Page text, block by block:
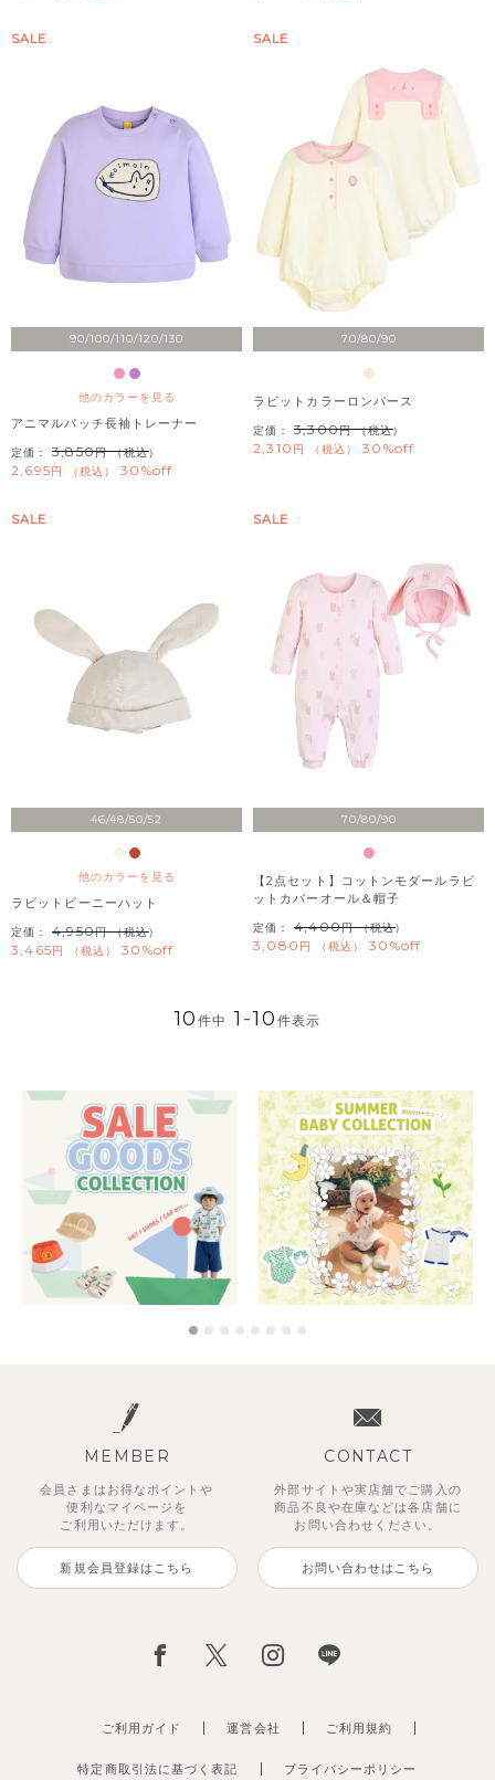
90/100/110/120/130
他のカラーを見る
SALE
アニマルパッチ長袖トレーナー
定価： 3,850 （税込）
2,695 税込 30%off
70/80/90
SALE
ラビットカラーロンパース
定価： 3,300 （税込）
2,310 税込 30%off
46/48/50/52
他のカラーを見る
SALE
ラビットビーニーハット
定価： 4,950 （税込）
3,465 税込 30%off
70/80/90
SALE
【2点セット】コットンモダールラビ
ットカバーオール＆帽子
定価： 4,400 （税込）
3,080 税込 30%off
10件中 1 -10 件表示
MEMBER
会員さまはお得なポイントや
便利な マイページを
ご利用いただけます。
新規会員登録はこちら
CONTACT
外部サイトや実店舗でご購入の
商品不良や在庫などは各店舗に
お問い合わせください。
お問い合わせはこちら
ご利用ガイド 運営会社
特定商取引法に基づく表記 プライバシーポリシー
ご利用規約